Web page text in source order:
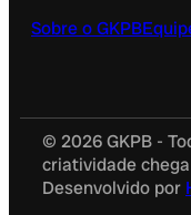
Sobre o GKPB
© 2026 GKPB -
criatividade
Desenvolvido por